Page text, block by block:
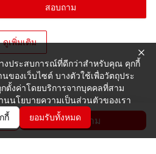
สอบถาม
ดูเพิ่มเติม
สอบถาม
างประสบการณ์ที่ดีกว่าสำหรับคุณ คุกกี้
ของเว็บไซต์ บางตัวใช้เพื่อวัตถุประ
ตั้งค่าโดยบริการจากบุคคลที่สาม
นโยบายความเป็นส่วนตัวของเรา
กี้
ยอมรับทั้งหมด